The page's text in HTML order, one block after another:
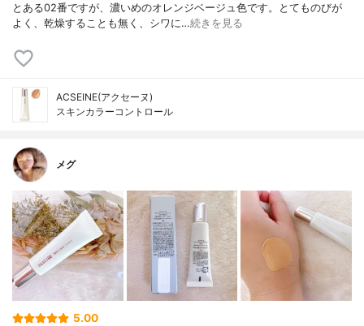
とある02番ですが、濃いめのオレンジベージュ色です。とてものびが
よく、乾燥することも無く、シワに…続きを見る
ACSEINE(アクセーヌ)
スキンカラーコントロール
メグ
5.00